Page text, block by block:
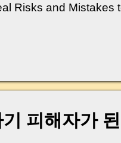
Risks and Mistakes
되는 순간 입니다.
게 말씀하십니다. “
떡하죠?” 이 모든 불
으로 아주 쉽게 풀어
이 아니라 “내 집을
피해자가